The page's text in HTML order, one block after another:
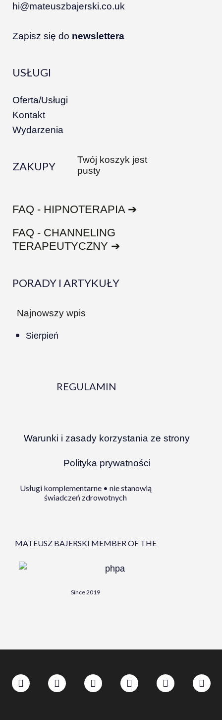
hi@mateuszbajerski.co.uk
Zapisz się do newslettera
USŁUGI
Oferta/Usługi
Kontakt
Wydarzenia
ZAKUPY
Twój koszyk jest
pusty
FAQ - HIPNOTERAPIA ➔
FAQ - CHANNELING
TERAPEUTYCZNY ➔
PORADY I ARTYKUŁY
Najnowszy wpis
Sierpień
REGULAMIN
Warunki i zasady korzystania ze strony
Polityka prywatności
Usługi komplementarne • nie stanowią
świadczeń zdrowotnych
MATEUSZ BAJERSKI MEMBER OF THE
Since 2019